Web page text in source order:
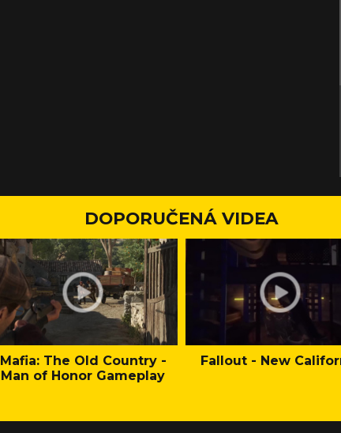
DOPORUČENÁ VIDEA
Mafia: The Old Country -
Man of Honor Gameplay
Fallout - New